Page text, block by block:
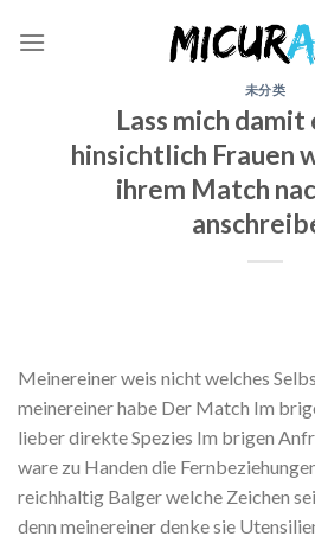
未分类
Lass mich
hinsichtlich Frauen
ihrem Match
Meinereiner weis nicht welches
meinereiner habe Der Match Im
lieber direkte Spezies Im brigen
ware zu Handen die
reichhaltig Balger welche Zeichen
denn meinereiner denke sie